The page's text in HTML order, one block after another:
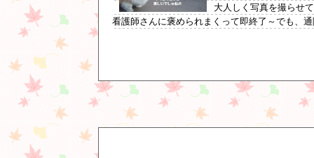
大人しく写真を撮らせ
看護師さんに褒められまくって即終了～でも、